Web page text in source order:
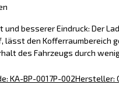
und besserer Eindruck: Der
lässt den Kofferraumbereich
des Fahrzeugs durch
: KA-BP-0017P-002Hersteller: